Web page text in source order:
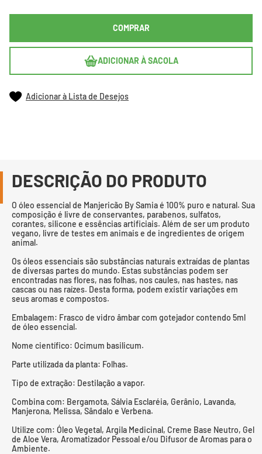
COMPRAR
ADICIONAR À SACOLA
Adicionar à Lista de Desejos
DESCRIÇÃO DO PRODUTO
O óleo essencial de Manjericão By Samia é 100% puro e natural. Sua
composição é livre de conservantes, parabenos, sulfatos,
corantes, silicone e essências artificiais. Além de ser um produto
vegano, livre de testes em animais e de ingredientes de origem
animal.
Os óleos essenciais são substâncias naturais extraídas de plantas
de diversas partes do mundo. Estas substâncias podem ser
encontradas nas flores, nas folhas, nos caules, nas hastes, nas
cascas ou nas raízes. Desta forma, podem existir variações em
seus aromas e compostos.
Embalagem: Frasco de vidro âmbar com gotejador contendo 5ml
de óleo essencial.
Nome científico: Ocimum basilicum.
Parte utilizada da planta: Folhas.
Tipo de extração: Destilação a vapor.
Combina com: Bergamota, Sálvia Esclaréia, Gerânio, Lavanda,
Manjerona, Melissa, Sândalo e Verbena.
Utilize com: Óleo Vegetal, Argila Medicinal, Creme Base Neutro, Gel
de Aloe Vera, Aromatizador Pessoal e/ou Difusor de Aromas para o
Ambiente.